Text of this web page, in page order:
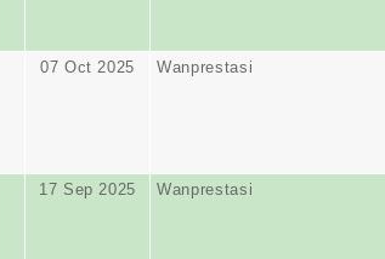
07 Oct 2025 Wanprestasi
17 Sep 2025 Wanprestasi